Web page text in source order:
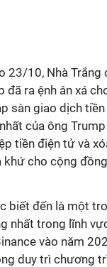
23/10, Nhà
đã ra ệnh ân xá
sàn giao dịch
của ông
tiền điện tử và
cho cộng
biết đến là một
nhất trong lĩnh
vào năm
duy trì chương